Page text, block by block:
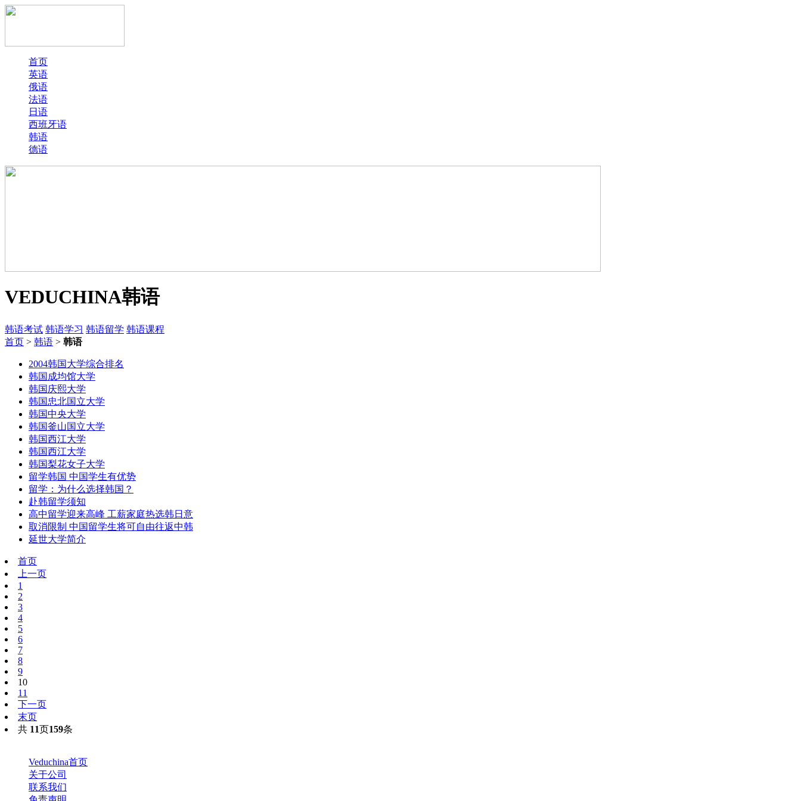
首页
英语
俄语
法语
日语
西班牙语
韩语
德语
VEDUCHINA韩语
韩语考试 韩语学习 韩语留学 韩语课程
首页 > 韩语 > 韩语
2004韩国大学综合排名
韩国成均馆大学
韩国庆熙大学
韩国忠北国立大学
韩国中央大学
韩国釜山国立大学
韩国西江大学
韩国西江大学
韩国梨花女子大学
留学韩国 中国学生有优势
留学：为什么选择韩国？
赴韩留学须知
高中留学迎来高峰 工薪家庭热选韩日意
取消限制 中国留学生将可自由往返中韩
延世大学简介
首页
上一页
1
2
3
4
5
6
7
8
9
10
11
下一页
末页
共 11页159条
Veduchina首页
关于公司
联系我们